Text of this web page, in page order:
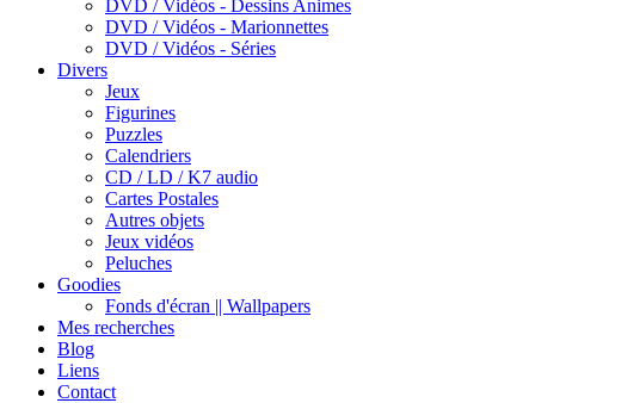
DVD / Vidéos - Dessins Animes
DVD / Vidéos - Marionnettes
DVD / Vidéos - Séries
Divers
Jeux
Figurines
Puzzles
Calendriers
CD / LD / K7 audio
Cartes Postales
Autres objets
Jeux vidéos
Peluches
Goodies
Fonds d'écran || Wallpapers
Mes recherches
Blog
Liens
Contact